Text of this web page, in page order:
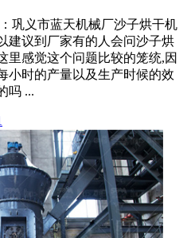
巩义市蓝天机械厂沙子烘干机
建议到厂家有的人会问沙子烘
里感觉这个问题比较的笼统,因
小时的产量以及生产时候的效
吗 ...